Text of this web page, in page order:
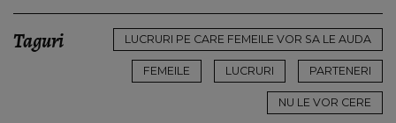
Taguri LUCRURI PE CARE FEMEILE VOR SA LE AUDA
FEMEILE LUCRURI PARTENERI
NU LE VOR CERE